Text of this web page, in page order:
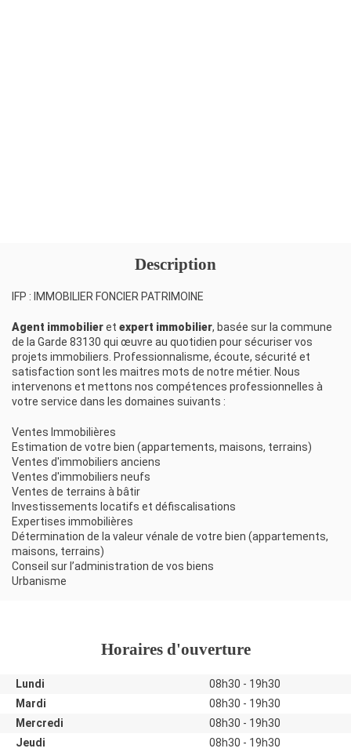
Description
IFP : IMMOBILIER FONCIER PATRIMOINE
Agent immobilieret expert immobilier, basée sur la commune
de la Garde 83130 qui œuvre au quotidien pour sécuriser vos
projets immobiliers. Professionnalisme, écoute, sécurité et
satisfaction sont les maitres mots de notre métier. Nous
intervenons et mettons nos compétences professionnelles à
votre service dans les domaines suivants :
Ventes Immobilières
Estimation de votre bien (appartements, maisons, terrains)
Ventes d'immobiliers anciens
Ventes d'immobiliers neufs
Ventes de terrains à bâtir
Investissements locatifs et défiscalisations
Expertises immobilières
Détermination de la valeur vénale de votre bien (appartements,
maisons, terrains)
Conseil sur l’administration de vos biens
Urbanisme
Horaires d'ouverture
Lundi
08h30 - 19h30
Mardi
08h30 - 19h30
Mercredi
08h30 - 19h30
Jeudi
08h30 - 19h30